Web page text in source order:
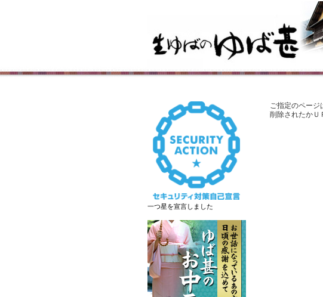
ご指定のページ
削除されたかＵ
一つ星を宣言しました